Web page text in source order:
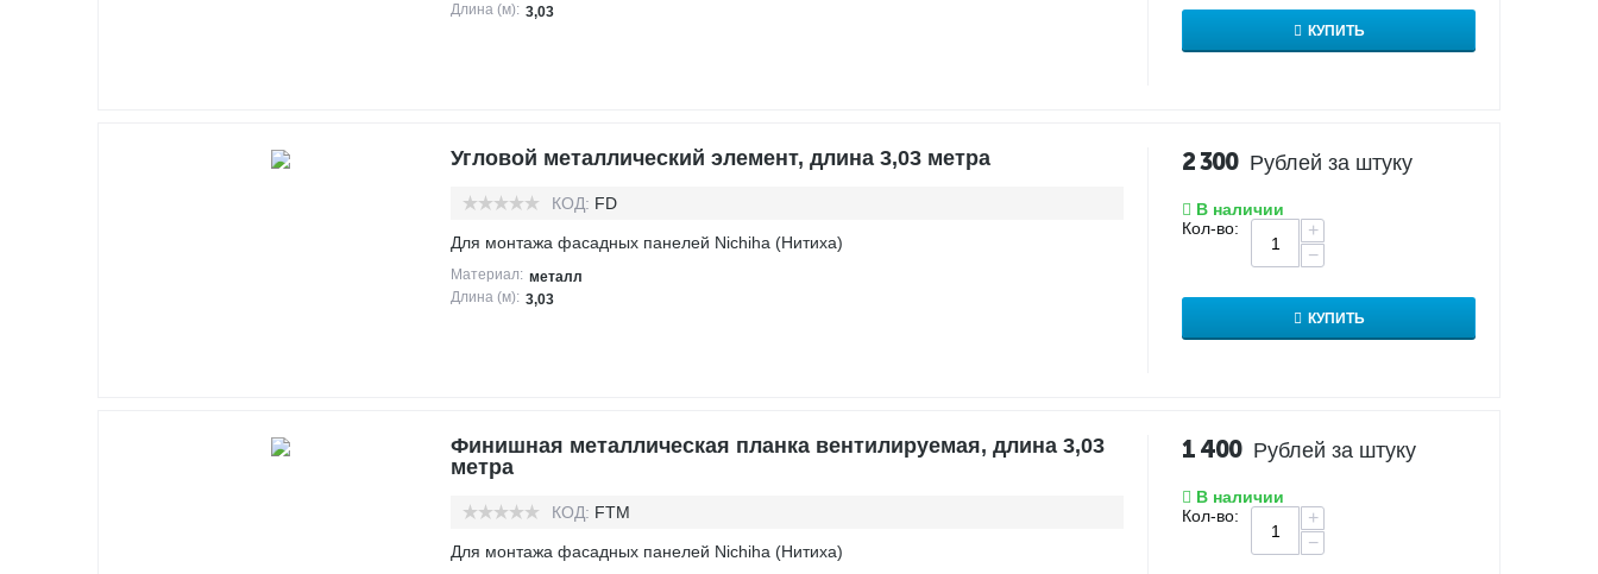
Длина (м): 3,03
КУПИТЬ
Угловой металлический элемент, длина 3,03 метра
КОД: FD
Для монтажа фасадных панелей Nichiha (Нитиха)
Материал: металл
Длина (м): 3,03
2 300 Рублей за штуку
В наличии
Кол-во:
+
−
КУПИТЬ
Финишная металлическая планка вентилируемая, длина 3,03
метра
КОД: FTM
Для монтажа фасадных панелей Nichiha (Нитиха)
1 400 Рублей за штуку
В наличии
Кол-во:
+
−